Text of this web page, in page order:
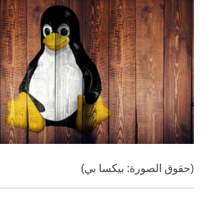
(حقوق الصورة: بيكسا بي)